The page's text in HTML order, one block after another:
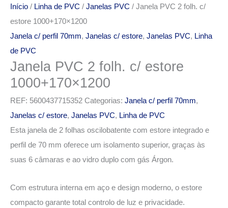
Início / Linha de PVC / Janelas PVC / Janela PVC 2 folh. c/
estore 1000+170×1200
Janela c/ perfil 70mm, Janelas c/ estore, Janelas PVC, Linha
de PVC
Janela PVC 2 folh. c/ estore
1000+170×1200
REF: 5600437715352 Categorias: Janela c/ perfil 70mm,
Janelas c/ estore, Janelas PVC, Linha de PVC
Esta janela de 2 folhas oscilobatente com estore integrado e
perfil de 70 mm oferece um isolamento superior, graças às
suas 6 câmaras e ao vidro duplo com gás Árgon.
Com estrutura interna em aço e design moderno, o estore
compacto garante total controlo de luz e privacidade.